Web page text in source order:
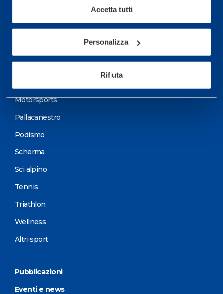
Accetta tutti
Personalizza
Rifiuta
Programmazione Allenamento
Calcio
Motorsports
Pallacanestro
Podismo
Scherma
Sci alpino
Tennis
Triathlon
Wellness
Altri sport
Pubblicazioni
Eventi e news